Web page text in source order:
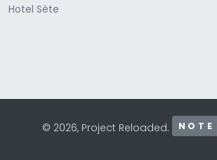
Hotel Sète
© 2026, Project Reloaded.